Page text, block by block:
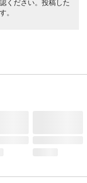
ください。投稿した
。